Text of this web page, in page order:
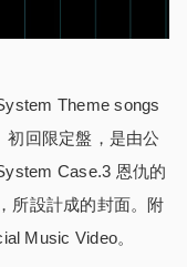
Theme songs
初回限定盤，是由公
Case.3 恩仇的
所設計成的封面。附
Music Video。